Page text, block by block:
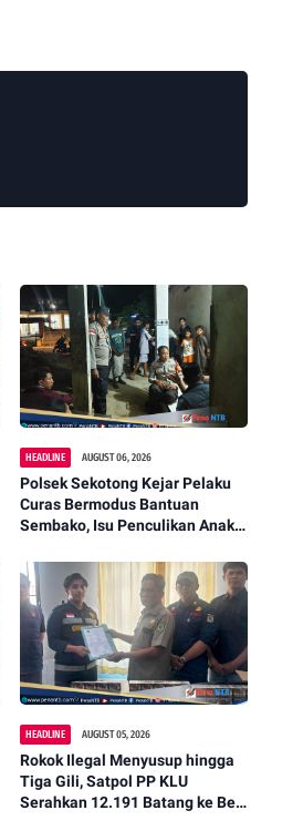
HEADLINE AUGUST 06, 2026
Polsek Sekotong Kejar Pelaku
Curas Bermodus Bantuan
Sembako, Isu Penculikan Anak
HEADLINE AUGUST 05, 2026
Rokok Ilegal Menyusup hingga
Tiga Gili, Satpol PP KLU
Serahkan 12.191 Batang ke Bea